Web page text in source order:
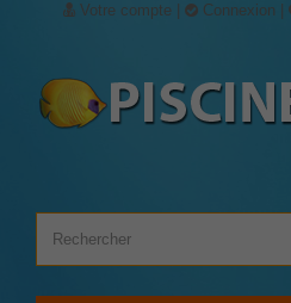
Votre compte Connexion